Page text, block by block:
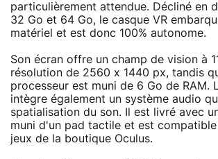
particulièrement attendue. Décliné en
32 Go et 64 Go, le casque VR
matériel et est donc 100% autonome.
Son écran offre un champ de vision à
résolution de 2560 x 1440 px, tandis
processeur est muni de 6 Go de RAM.
intègre également un système audio
spatialisation du son. Il est livré avec
muni d'un pad tactile et est
jeux de la boutique Oculus.